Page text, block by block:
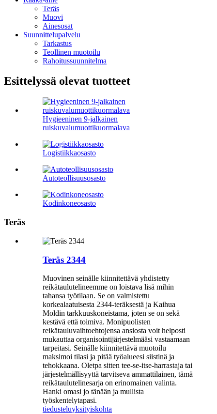
Teräs
Muovi
Ainesosat
Suunnittelupalvelu
Tarkastus
Teollinen muotoilu
Rahoitussuunnitelma
Esittelyssä olevat tuotteet
Hygieeninen 9-jalkainen
ruiskuvalumuottikuormalava
Logistiikkaosasto
Autoteollisuusosasto
Kodinkoneosasto
Teräs
Teräs 2344
Muovinen seinälle kiinnitettävä yhdistetty
reikätaulutelineemme on loistava lisä mihin
tahansa työtilaan. Se on valmistettu
korkealaatuisesta 2344-teräksestä ja Kaihua
Moldin tarkkuuskoneistama, joten se on sekä
kestävä että toimiva. Monipuolisten
reikätauluvaihtoehtojensa ansiosta voit helposti
mukauttaa organisointijärjestelmääsi vastaamaan
tarpeitasi. Seinälle kiinnitettävä muotoilu
maksimoi tilasi ja pitää työalueesi siistinä ja
tehokkaana. Oletpa sitten tee-se-itse-harrastaja tai
järjestelmällisyyttä tarvitseva ammattilainen, tämä
reikätaulutelinesarja on erinomainen valinta.
Hanki omasi jo tänään ja mullista
työskentelytapasi.
tiedusteluyksityiskohta